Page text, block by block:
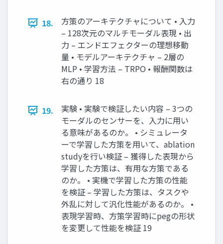
18.
方策のアーキテクチャについて • 入力
– 128次元のマルチモーダル表現 • 出
力 – エンドエフェクターの理想移動
量 • モデルアーキテクチャ – 2層の
MLP • 学習方法 – TRPO • 報酬関数は
右の通り 18
19.
実験 • 実験で検証したい内容 – 3つの
モーダルのセンサーを、入力に用い
る意味があるのか。 • シミュレータ
ーで学習した方策を用いて、ablation
studyを行い検証 – 獲得した表現から
学習した方策は、有用な方策である
のか。 • 実機で学習した方策の性能
を検証 – 学習した方策は、タスクや
外乱に対して汎化性能があるのか。 •
表現学習時、方策学習時にpegの形状
を変更して性能を検証 19